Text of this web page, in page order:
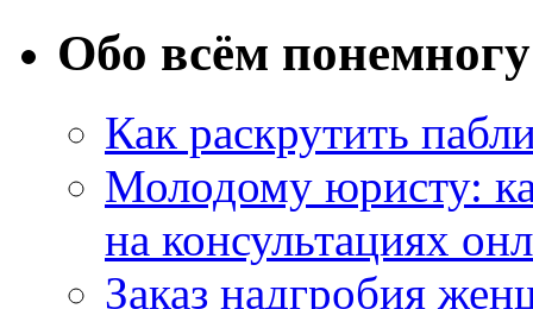
Обо всём понемногу
Как раскрутить
Молодому юристу:
на консультациях
Заказ надгробия